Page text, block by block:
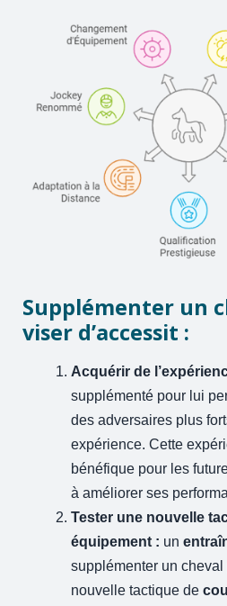
Supplémenter un
viser d’accessit :
Acquérir de
supplémenté pour lui
des adversaires plus
expérience. Cette
bénéfique pour les
à améliorer ses
Tester une nouvelle
équipement : un
supplémenter un
nouvelle tactique de